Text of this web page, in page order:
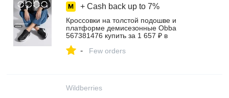
+ Cash back up to 7%
Кроссовки на толстой подошве и
платформе демисезонные Obba
567381476 купить за 1 657 ₽ в
- Few orders
Wildberries